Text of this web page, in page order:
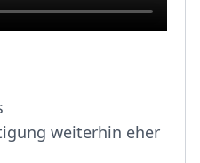
weiterhin eher